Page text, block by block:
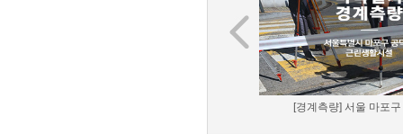
[경계측량] 서울 마포